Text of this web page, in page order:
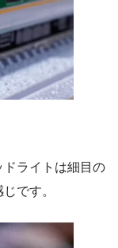
ライトは細目の
です。